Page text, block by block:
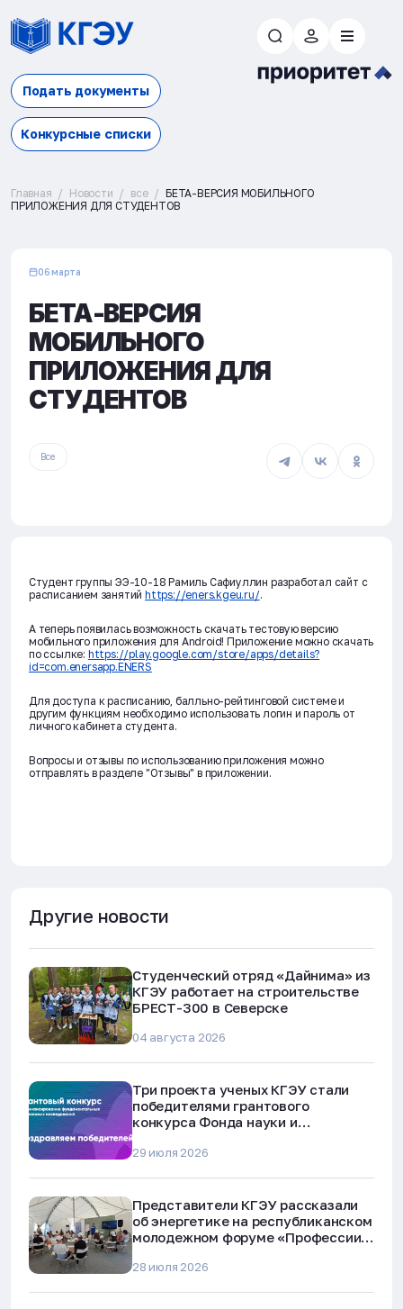
Подать документы
Конкурсные списки
Главная Новости все
БЕТА-ВЕРСИЯ МОБИЛЬНОГО
ПРИЛОЖЕНИЯ ДЛЯ СТУДЕНТОВ
06 марта
БЕТА-ВЕРСИЯ
МОБИЛЬНОГО
ПРИЛОЖЕНИЯ ДЛЯ
СТУДЕНТОВ
Все
Студент группы ЭЭ-10-18 Рамиль Сафиуллин разработал сайт с
расписанием занятий https://eners.kgeu.ru/.
А теперь появилась возможность скачать тестовую версию
мобильного приложения для Android! Приложение можно скачать
по ссылке: https://play.google.com/store/apps/details?
id=com.enersapp.ENERS
Для доступа к расписанию, балльно-рейтинговой системе и
другим функциям необходимо использовать логин и пароль от
личного кабинета студента.
Вопросы и отзывы по использованию приложения можно
отправлять в разделе "Отзывы" в приложении.
Другие новости
Студенческий отряд «Дайнима» из
КГЭУ работает на строительстве
БРЕСТ-300 в Северске
04 августа 2026
Три проекта ученых КГЭУ стали
победителями грантового
конкурса Фонда науки и
29 июля 2026
Представители КГЭУ рассказали
об энергетике на республиканском
молодежном форуме «Профессии
28 июля 2026